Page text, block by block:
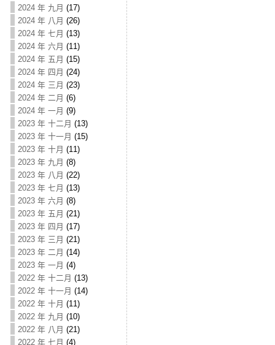
2024 年 九月 (17)
2024 年 八月 (26)
2024 年 七月 (13)
2024 年 六月 (11)
2024 年 五月 (15)
2024 年 四月 (24)
2024 年 三月 (23)
2024 年 二月 (6)
2024 年 一月 (9)
2023 年 十二月 (13)
2023 年 十一月 (15)
2023 年 十月 (11)
2023 年 九月 (8)
2023 年 八月 (22)
2023 年 七月 (13)
2023 年 六月 (8)
2023 年 五月 (21)
2023 年 四月 (17)
2023 年 三月 (21)
2023 年 二月 (14)
2023 年 一月 (4)
2022 年 十二月 (13)
2022 年 十一月 (14)
2022 年 十月 (11)
2022 年 九月 (10)
2022 年 八月 (21)
2022 年 七月 (4)